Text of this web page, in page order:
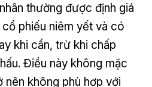
thường được định giá
phiếu niêm yết và có
khi cần, trừ khi chấp
Điều này không mặc
nên không phù hợp với